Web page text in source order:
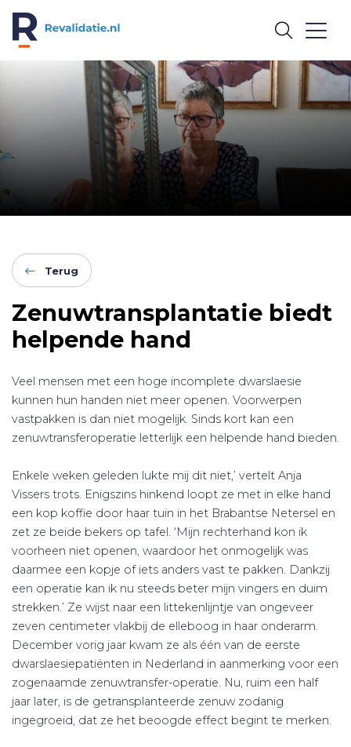
REVALIDATIE.NL
Terug
Zenuwtransplantatie biedt
helpende hand
Veel mensen met een hoge incomplete dwarslaesie
kunnen hun handen niet meer openen. Voorwerpen
vastpakken is dan niet mogelijk. Sinds kort kan een
zenuwtransferoperatie letterlijk een helpende hand bieden.
Enkele weken geleden lukte mij dit niet,’ vertelt Anja
Vissers trots. Enigszins hinkend loopt ze met in elke hand
een kop koffie door haar tuin in het Brabantse Netersel en
zet ze beide bekers op tafel. ‘Mijn rechterhand kon ik
voorheen niet openen, waardoor het onmogelijk was
daarmee een kopje of iets anders vast te pakken. Dankzij
een operatie kan ik nu steeds beter mijn vingers en duim
strekken.’ Ze wijst naar een littekenlijntje van ongeveer
zeven centimeter vlakbij de elleboog in haar onderarm.
December vorig jaar kwam ze als één van de eerste
dwarslaesiepatiënten in Nederland in aanmerking voor een
zogenaamde zenuwtransfer-operatie. Nu, ruim een half
jaar later, is de getransplanteerde zenuw zodanig
ingegroeid, dat ze het beoogde effect begint te merken.